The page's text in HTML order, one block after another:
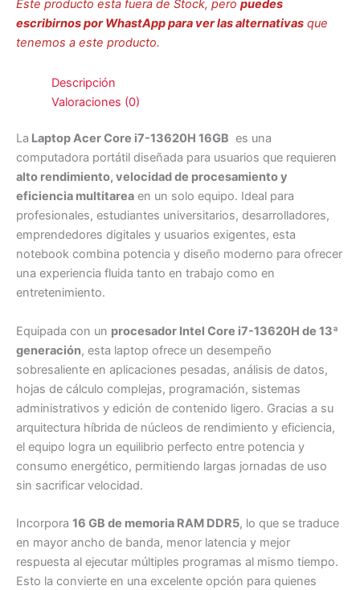
Este producto esta fuera de Stock, pero puedes
escribirnos por WhastApp para ver las alternativas que
tenemos a este producto.
Descripción
Valoraciones (0)
La Laptop Acer Core i7-13620H 16GB es una
computadora portátil diseñada para usuarios que requieren
alto rendimiento, velocidad de procesamiento y
eficiencia multitarea en un solo equipo. Ideal para
profesionales, estudiantes universitarios, desarrolladores,
emprendedores digitales y usuarios exigentes, esta
notebook combina potencia y diseño moderno para ofrecer
una experiencia fluida tanto en trabajo como en
entretenimiento.
Equipada con un procesador Intel Core i7-13620H de 13ª
generación, esta laptop ofrece un desempeño
sobresaliente en aplicaciones pesadas, análisis de datos,
hojas de cálculo complejas, programación, sistemas
administrativos y edición de contenido ligero. Gracias a su
arquitectura híbrida de núcleos de rendimiento y eficiencia,
el equipo logra un equilibrio perfecto entre potencia y
consumo energético, permitiendo largas jornadas de uso
sin sacrificar velocidad.
Incorpora 16 GB de memoria RAM DDR5, lo que se traduce
en mayor ancho de banda, menor latencia y mejor
respuesta al ejecutar múltiples programas al mismo tiempo.
Esto la convierte en una excelente opción para quienes